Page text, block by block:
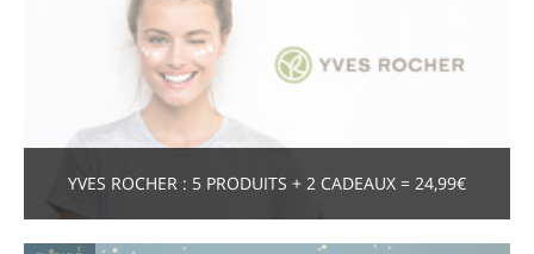
YVES ROCHER : 5 PRODUITS + 2 CADEAUX = 24,99€